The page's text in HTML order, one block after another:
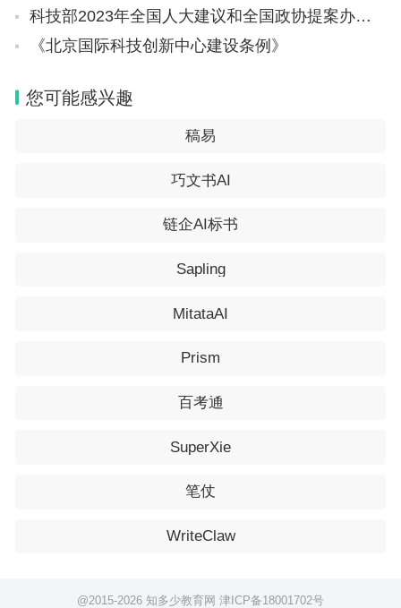
科技部2023年全国人大建议和全国政协提案办理情况
《北京国际科技创新中心建设条例》
您可能感兴趣
稿易
巧文书AI
链企AI标书
Sapling
MitataAI
Prism
百考通
SuperXie
笔仗
WriteClaw
@2015-2026 知多少教育网 津ICP备18001702号